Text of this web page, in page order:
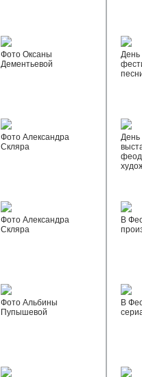
Фото Оксаны
Дементьевой
Фото Александра
Скляра
Фото Александра
Скляра
Фото Альбины
Пупышевой
День
День
В
В